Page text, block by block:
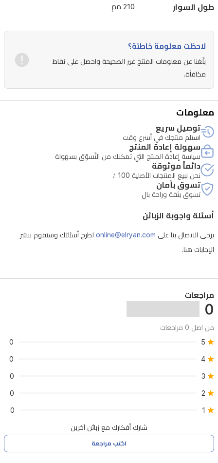
بدقة.
تصميمها
الأنيق
وتفاصيلها
المتقنة،
هذه
الساعة
خياراً
مثالياً
للاستخدام
اليومي
أو
المناسبات
الساعة
مقاومة
(3
ضغط
جوي)،
مما
يجعلها
الماء
وغسل
اليدين.
طول السوار 210 مم
لاحظت معلومة خاطئة؟
بلّغنا عن معلومات المنتج غير الصحيحة واحصل على نقاط
مكافأة.
معلومات
توصيل سريع
استلم منتجك في أسرع وقت
سهولة إعادة المنتج
سياسة إعادة المنتج التي تمكنك من التّسوّق بسهولة
دائماً موثوقة
نحن نبيع المنتجات الأصلية 100 ٪
تسوق بأمان
تسوق بثقة وراحة بال
أسئلة واجوبة الزبائن
يرجى الاتصال بنا على online@elryan.com لطرح أسئلتك وسنقوم بنشر
الإجابات هنا.
مراجعات
0
من اصل 0 مراجعات
5
0
4
0
3
0
2
0
1
0
شارك أفكارك مع زبائن آخرين
اكتب مراجعة